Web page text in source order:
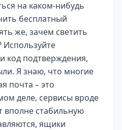
на каком-нибудь
бесплатный
же, зачем светить
Используйте
код подтверждения,
Я знаю, что многие
почта – это
деле, сервисы вроде
вполне стабильную
ящики